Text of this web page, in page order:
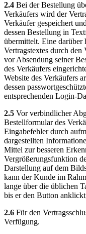
2.4 Bei der Bestellung
Verkäufers wird der
Verkäufer gespeichert
dessen Bestellung in
übermittelt. Eine darüber
Vertragstextes durch
vor Absendung seiner
des Verkäufers
Website des Verkäufers
dessen
entsprechenden Login-
2.5 Vor verbindlicher
Bestellformular des
Eingabefehler durch
dargestellten
Mittel zur besseren
Vergrößerungsfunktion
Darstellung auf dem
kann der Kunde im
lange über die üblichen
bis er den Button
2.6 Für den
Verfügung.